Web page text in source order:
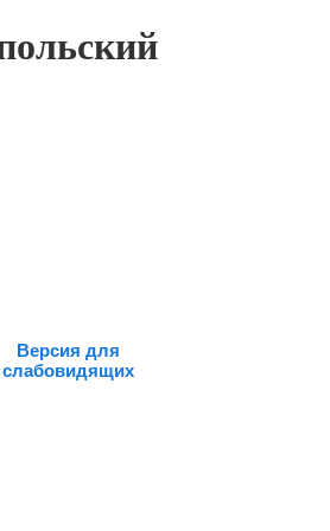
Версия для
слабовидящих